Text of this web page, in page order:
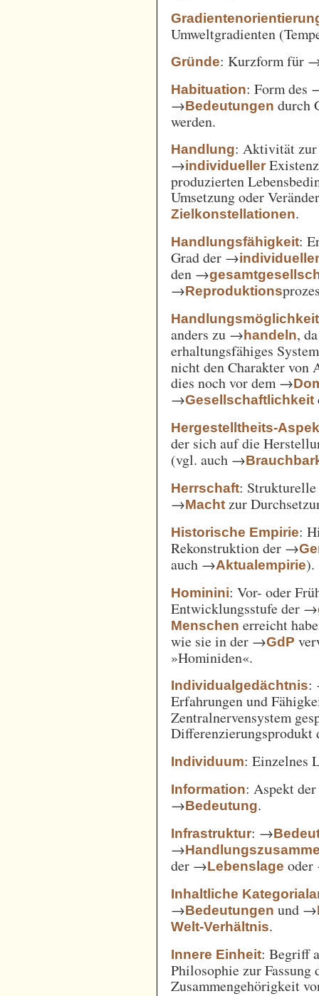
Umweltgradienten
Gründe: Kurzform für
Habituation: Form des
→Bedeutungen durch
werden.
Handlung: Aktivität zur
→individueller
produzierten
Umsetzung oder
Zielkonstellationen.
Handlungsfähigkeit:
Grad der →
den →
→Reproduktions
Handlungsmöglichkeit
anders zu →handeln,
erhaltungsfähiges
nicht den Charakter von
dies noch vor dem →
→Gesellschaftlichkeit
Hergestelltheits-
der sich auf die
(vgl. auch →
Herrschaft: Strukturelle
→Macht zur
Historische Empirie:
Rekonstruktion der →
auch →Aktualempirie).
Hominini: Vor- oder
Entwicklungsstufe der →
Menschen erreicht
wie sie in der →GdP
»Hominiden«.
Individualgedächtnis:
Erfahrungen und
Zentralnervensystem
Individuum: Einzelnes
Information: Aspekt
→Bedeutung.
Infrastruktur: →
→
der →Lebenslage
Inhaltliche
→Bedeutungen und →
Welt-Verhältnis.
Innere Einheit: Begriff
Philosophie zur
Zusammengehörigkeit